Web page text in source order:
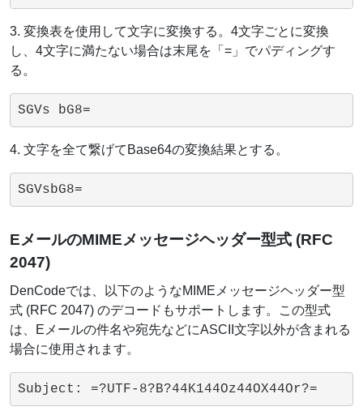
3. 変換表を使用して文字に変換する。4文字ごとに変換
し、4文字に満たない場合は末尾を「=」でパディングす
る。
SGVs bG8=
4. 文字を全て繋げてBase64の変換結果とする。
SGVsbG8=
EメールのMIMEメッセージヘッダー型式 (RFC
2047)
DenCodeでは、以下のようなMIMEメッセージヘッダー型
式 (RFC 2047) のデコードもサポートします。この型式
は、Eメールの件名や宛先などにASCII文字以外が含まれる
場合に使用されます。
Subject: =?UTF-8?B?44K144Oz44OX44Or?=